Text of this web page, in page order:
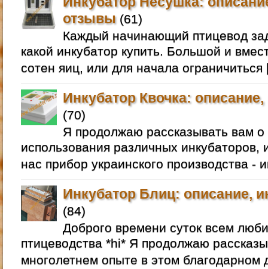
отзывы(61)
Каждый начинающий птицевод
какой инкубатор купить. Большой и
сотен яиц, или для начала
Инкубатор Квочка:
(70)
Я продолжаю рассказывать вам
использования различных инкубаторов,
нас прибор украинского производства -
Инкубатор Блиц: описание,
(84)
Доброго времени суток всем
птицеводства *hi* Я продолжаю
многолетнем опыте в этом